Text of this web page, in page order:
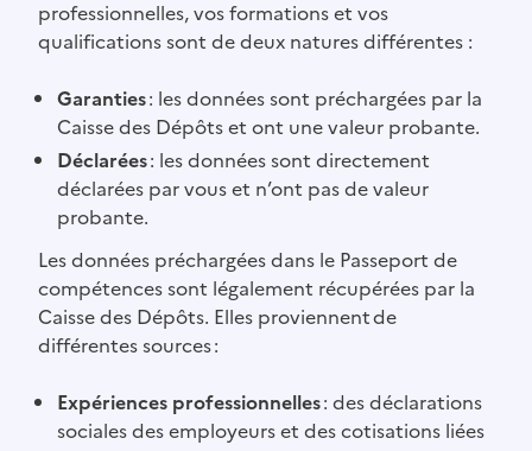
professionnelles, vos formations et vos
qualifications sont de deux natures différentes :
Garanties: les données sont préchargées par la
Caisse des Dépôts et ont une valeur probante.
Déclarées: les données sont directement
déclarées par vous et n’ont pas de valeur
probante.
Les données préchargées dans le Passeport de
compétences sont légalement récupérées par la
Caisse des Dépôts. Elles proviennent de
différentes sources :
Expériences professionnelles: des déclarations
sociales des employeurs et des cotisations liées